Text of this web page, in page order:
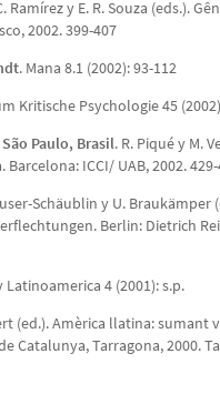
Ramírez y E. R. Souza (eds.).
2002. 399-407
. Mana 8.1 (2002): 93-112
Kritische Psychologie 45
Paulo, Brasil. R. Piqué y M.
ICCI/ UAB, 2002.
Schäublin y U. Braukämper
Berlin: Dietrich
4 (2001): s.p.
(ed.). Amèrica llatina: sumant
Tarragona, 2000.